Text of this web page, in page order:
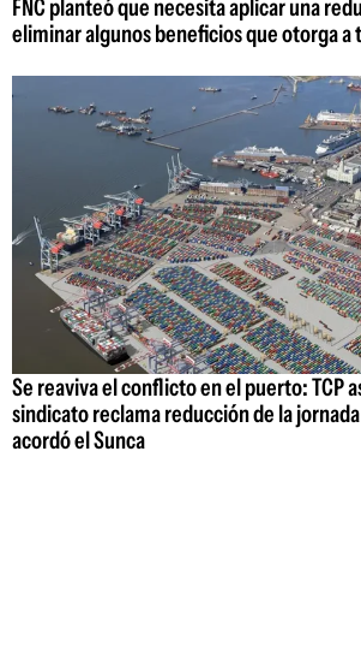
FNC planteó que necesita aplicar una
eliminar algunos beneficios que otorga a
Se reaviva el conflicto en el puerto: TCP
sindicato reclama reducción de la
acordó el Sunca